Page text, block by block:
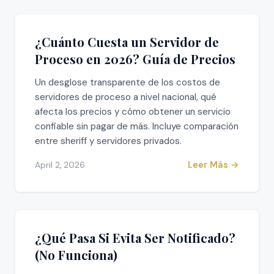
¿Cuánto Cuesta un Servidor de
Proceso en 2026? Guía de Precios
Un desglose transparente de los costos de
servidores de proceso a nivel nacional, qué
afecta los precios y cómo obtener un servicio
confiable sin pagar de más. Incluye comparación
entre sheriff y servidores privados.
April 2, 2026 Leer Más →
¿Qué Pasa Si Evita Ser Notificado?
(No Funciona)